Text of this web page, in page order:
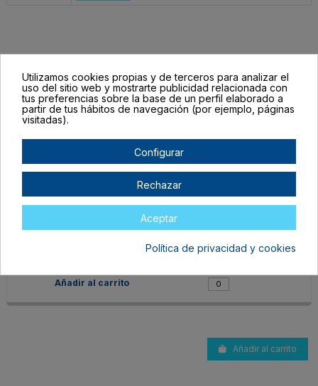
TALLA ÚNICA ADULTO
En stock
Añadir al carrito
Utilizamos cookies propias y de terceros para analizar el
uso del sitio web y mostrarte publicidad relacionada con
tus preferencias sobre la base de un perfil elaborado a
partir de tus hábitos de navegación (por ejemplo, páginas
visitadas).
Configurar
Rechazar
Aceptar
Política de privacidad y cookies